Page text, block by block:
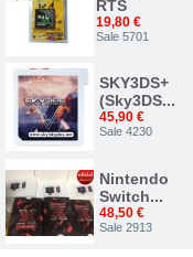
RTS
19,80 €
Sale 5701
SKY3DS+
(Sky3DS...
45,90 €
Sale 4230
Nintendo
Switch...
48,50 €
Sale 2913